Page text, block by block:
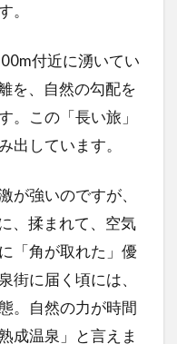
。
付近に湧いてい
を、自然の勾配を
。この「長い旅」
出しています。
が強いのですが、
、揉まれて、空気
「角が取れた」優
街に届く頃には、
。自然の力が時間
成温泉」と言えま